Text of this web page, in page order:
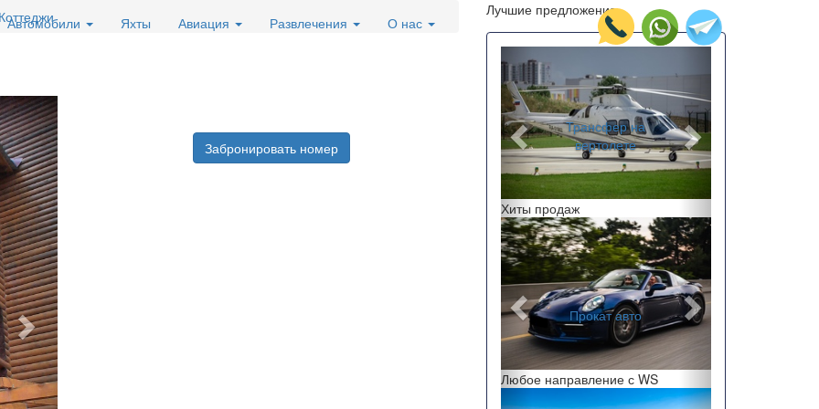
Автомобили Яхты Авиация Развлечения О нас
Коттеджи
Вперед
Забронировать номер
Лучшие предложения
Трансфер на
вертолете
Перелеты по краю
Назад
Хиты продаж
Прокат авто Заказ автобусов
Назад Вперед
Любое направление с WS
Назад Вперед